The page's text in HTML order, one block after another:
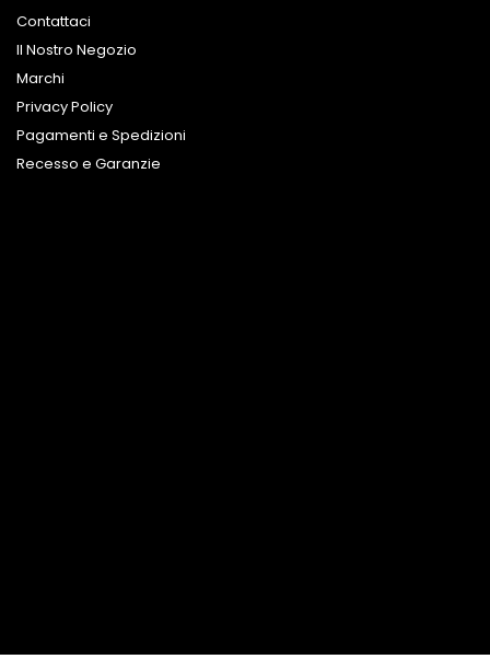
Contattaci
Il Nostro Negozio
Marchi
Privacy Policy
Pagamenti e Spedizioni
Recesso e Garanzie